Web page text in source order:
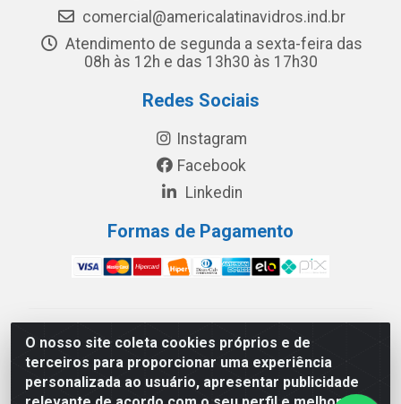
O nosso site coleta cookies próprios e de
terceiros para proporcionar uma experiência
personalizada ao usuário, apresentar publicidade
comercial@americalatinavidros.ind.br
Atendimento de segunda a sexta-feira das
08h às 12h e das 13h30 às 17h30
Redes Sociais
Instagram
Facebook
Linkedin
Formas de Pagamento
América Latina Indústria e Comércio de Vidros LTDA -
CNPJ 19.813.045/0001-03 - Rua Carlos Drummond de
Andrade, 151 Núcleo Industrial III – Cascavel/PR - CEP
85.811-530